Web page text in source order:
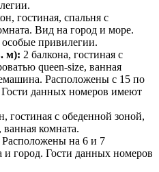
гостиная, спальня с
Вид на город и море.
привилегии.
м): 2 балкона, гостиная с
queen-size, ванная
Расположены с 15 по
данных номеров имеют
гостиная с обеденной зоной,
ванная комната.
на 6 и 7
город. Гости данных номеров